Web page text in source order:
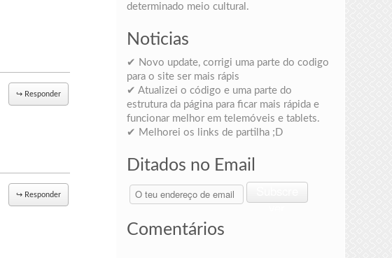
↪ Responder
↪ Responder
determinado meio cultural.
Noticias
✔ Novo update, corrigi uma parte do codigo
para o site ser mais rápis
✔ Atualizei o código e uma parte do
estrutura da página para ficar mais rápida e
funcionar melhor em telemóveis e tablets.
✔ Melhorei os links de partilha ;D
Ditados no Email
O
teu
de
ver
Comentários